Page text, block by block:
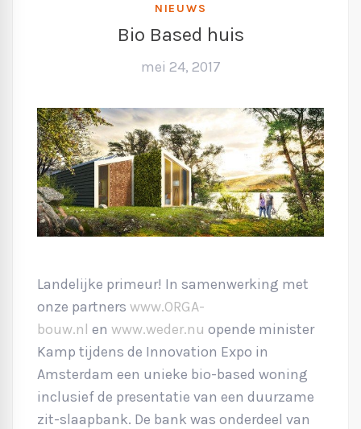
NIEUWS
Bio Based huis
mei 24, 2017
Landelijke primeur! In samenwerking met
onze partners www.ORGA-
bouw.nl en www.weder.nu opende minister
Kamp tijdens de Innovation Expo in
Amsterdam een unieke bio-based woning
inclusief de presentatie van een duurzame
zit-slaapbank. De bank was onderdeel van